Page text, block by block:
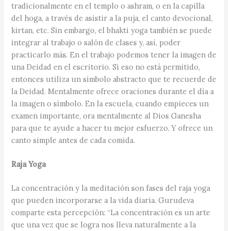
tradicionalmente en el templo o ashram, o en la capilla
del hoga, a través de asistir a la puja, el canto devocional,
kirtan, etc. Sin embargo, el bhakti yoga también se puede
integrar al trabajo o salón de clases y, así, poder
practicarlo más. En el trabajo podemos tener la imagen de
una Deidad en el escritorio. Si eso no está permitido,
entonces utiliza un símbolo abstracto que te recuerde de
la Deidad. Mentalmente ofrece oraciones durante el día a
la imagen o símbolo. En la escuela, cuando empieces un
examen importante, ora mentalmente al Dios Ganesha
para que te ayude a hacer tu mejor esfuerzo. Y ofrece un
canto simple antes de cada comida.
Raja Yoga
La concentración y la meditación son fases del raja yoga
que pueden incorporarse a la vida diaria. Gurudeva
comparte esta percepción: “La concentración es un arte
que una vez que se logra nos lleva naturalmente a la